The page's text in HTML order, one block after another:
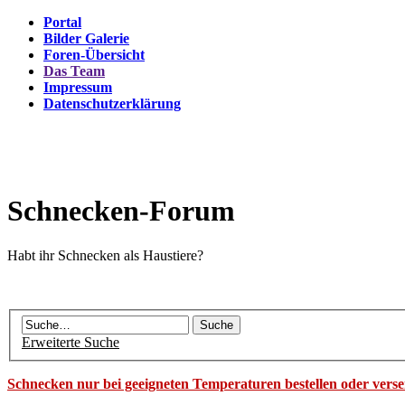
Portal
Bilder Galerie
Foren-Übersicht
Das Team
Impressum
Datenschutzerklärung
Schnecken-Forum
Habt ihr Schnecken als Haustiere?
Erweiterte Suche
Schnecken nur bei geeigneten Temperaturen bestellen oder